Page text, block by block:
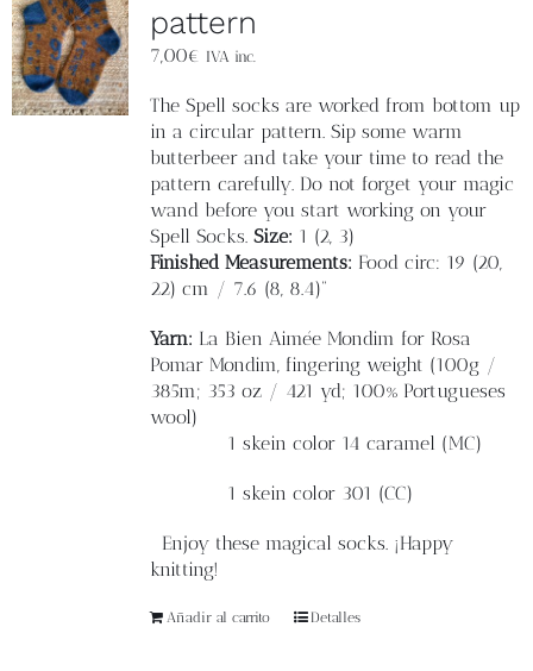
pattern
7,00€ IVA inc.
The Spell socks are worked from bottom up
in a circular pattern. Sip some warm
butterbeer and take your time to read the
pattern carefully. Do not forget your magic
wand before you start working on your
Spell Socks. Size: 1 (2, 3)
Finished Measurements: Food circ: 19 (20,
22) cm / 7.6 (8, 8.4)”
Yarn: La Bien Aimée Mondim for Rosa
Pomar Mondim, fingering weight (100g /
385m; 353 oz / 421 yd; 100% Portugueses
wool)
1 skein color 14 caramel (MC)
1 skein color 301 (CC)
Enjoy these magical socks. ¡Happy
knitting!
Añadir al carrito Detalles